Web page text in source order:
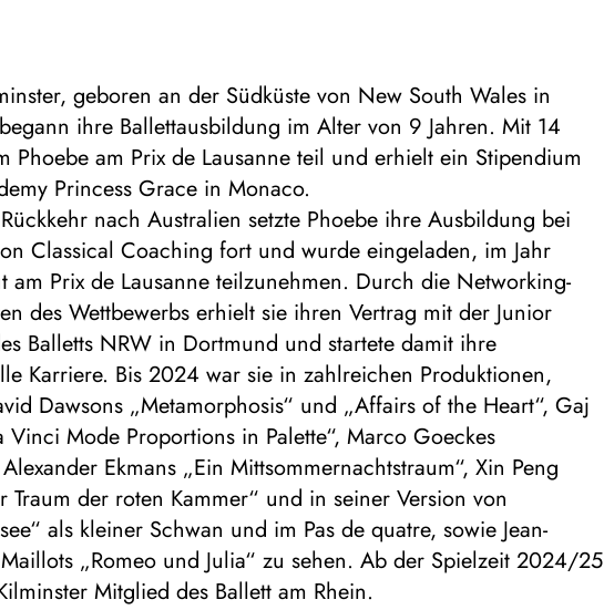
geboren an der Südküste von New South Wales in
ihre Ballettausbildung im Alter von 9 Jahren. Mit 14
Phoebe am Prix de Lausanne teil und erhielt ein Stipendium
Princess Grace in Monaco.
nach Australien setzte Phoebe ihre Ausbildung bei
Classical Coaching fort und wurde eingeladen, im Jahr
am Prix de Lausanne teilzunehmen. Durch die Networking-
des Wettbewerbs erhielt sie ihren Vertrag mit der Junior
Balletts NRW in Dortmund und startete damit ihre
Karriere. Bis 2024 war sie in zahlreichen Produktionen,
Dawsons „Metamorphosis“ und „Affairs of the Heart“, Gaj
Vinci Mode Proportions in Palette“, Marco Goeckes
Ekmans „Ein Mittsommernachtstraum“, Xin Peng
Traum der roten Kammer“ und in seiner Version von
als kleiner Schwan und im Pas de quatre, sowie Jean-
„Romeo und Julia“ zu sehen. Ab der Spielzeit 2024/25
Mitglied des Ballett am Rhein.